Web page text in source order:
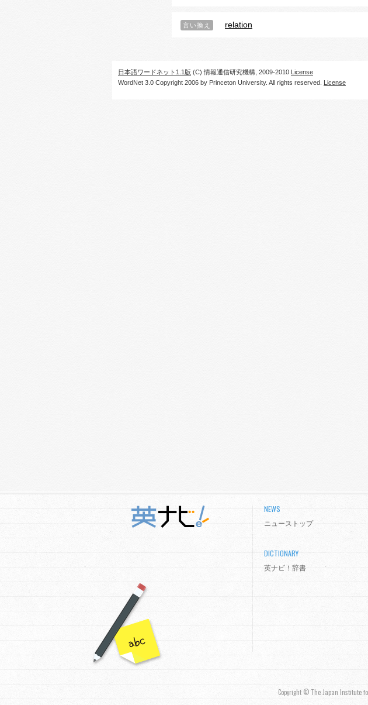
言い換え relation
日本語ワードネット1.1版 (C) 情報通信研究機構, 2009-2010 License
WordNet 3.0 Copyright 2006 by Princeton University. All rights reserved. License
NEWS
ニューストップ
DICTIONARY
英ナビ！辞書
Copyright © The Japan Institute